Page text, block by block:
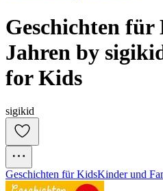
Geschichten
Jahren by
for Kids
sigikid
Geschichten für KidsKinder und